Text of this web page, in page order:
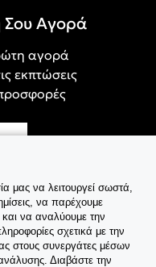
Σου Αγορά
αγορά
εκπτώσεις
μας να λειτουργεί σωστά,
να παρέχουμε
και να αναλύουμε την
σχετικά με την
στους συνεργάτες μέσων
Διαβάστε την